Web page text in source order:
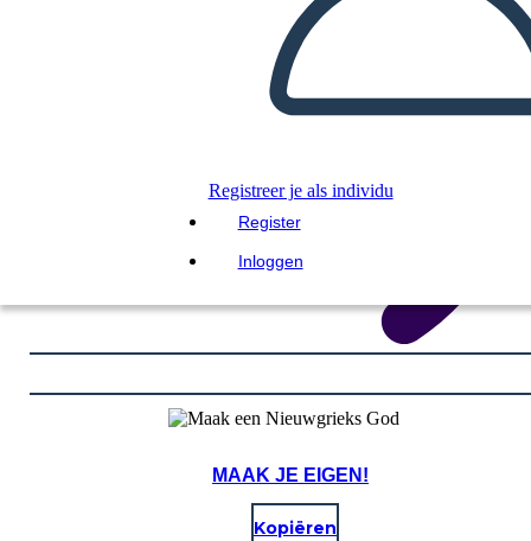
Registreer je als individu
Register
Inloggen
MAAK JE EIGEN!
Kopiëren